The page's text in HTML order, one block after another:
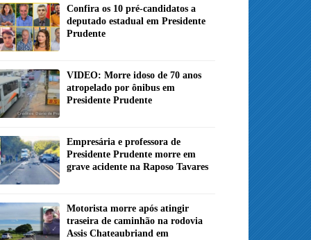
Confira os 10 pré-candidatos a
deputado estadual em Presidente
Prudente
VIDEO: Morre idoso de 70 anos
atropelado por ônibus em
Presidente Prudente
Empresária e professora de
Presidente Prudente morre em
grave acidente na Raposo Tavares
Motorista morre após atingir
traseira de caminhão na rodovia
Assis Chateaubriand em